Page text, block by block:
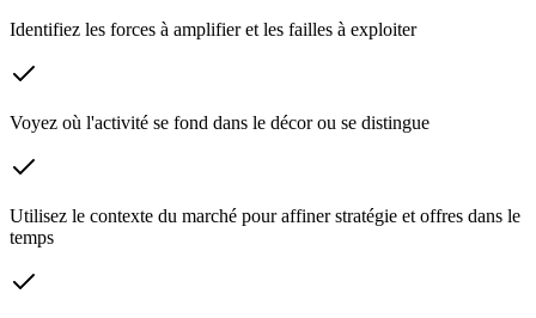
Identifiez les forces à amplifier et les failles à exploiter
Voyez où l'activité se fond dans le décor ou se distingue
Utilisez le contexte du marché pour affiner stratégie et offres dans le
temps